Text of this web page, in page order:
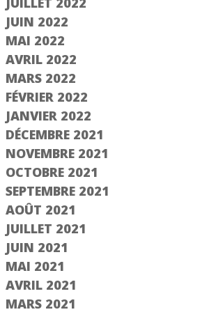
JUIN 2022
MAI 2022
AVRIL 2022
MARS 2022
FÉVRIER 2022
JANVIER 2022
DÉCEMBRE 2021
NOVEMBRE 2021
OCTOBRE 2021
SEPTEMBRE 2021
AOÛT 2021
JUILLET 2021
JUIN 2021
MAI 2021
AVRIL 2021
MARS 2021